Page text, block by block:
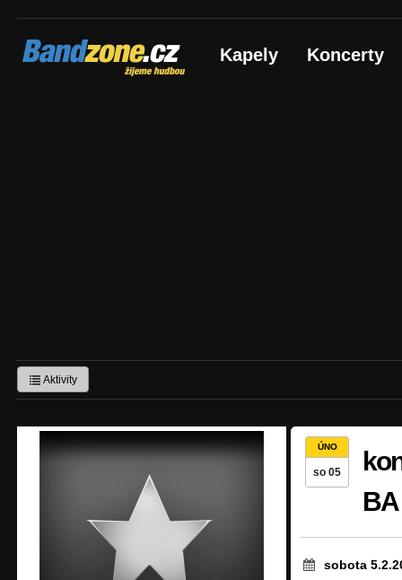
Bandzone.cz
žijeme hudbou Kapely Koncerty
Aktivity
ÚNO
so 05
BA
sobota